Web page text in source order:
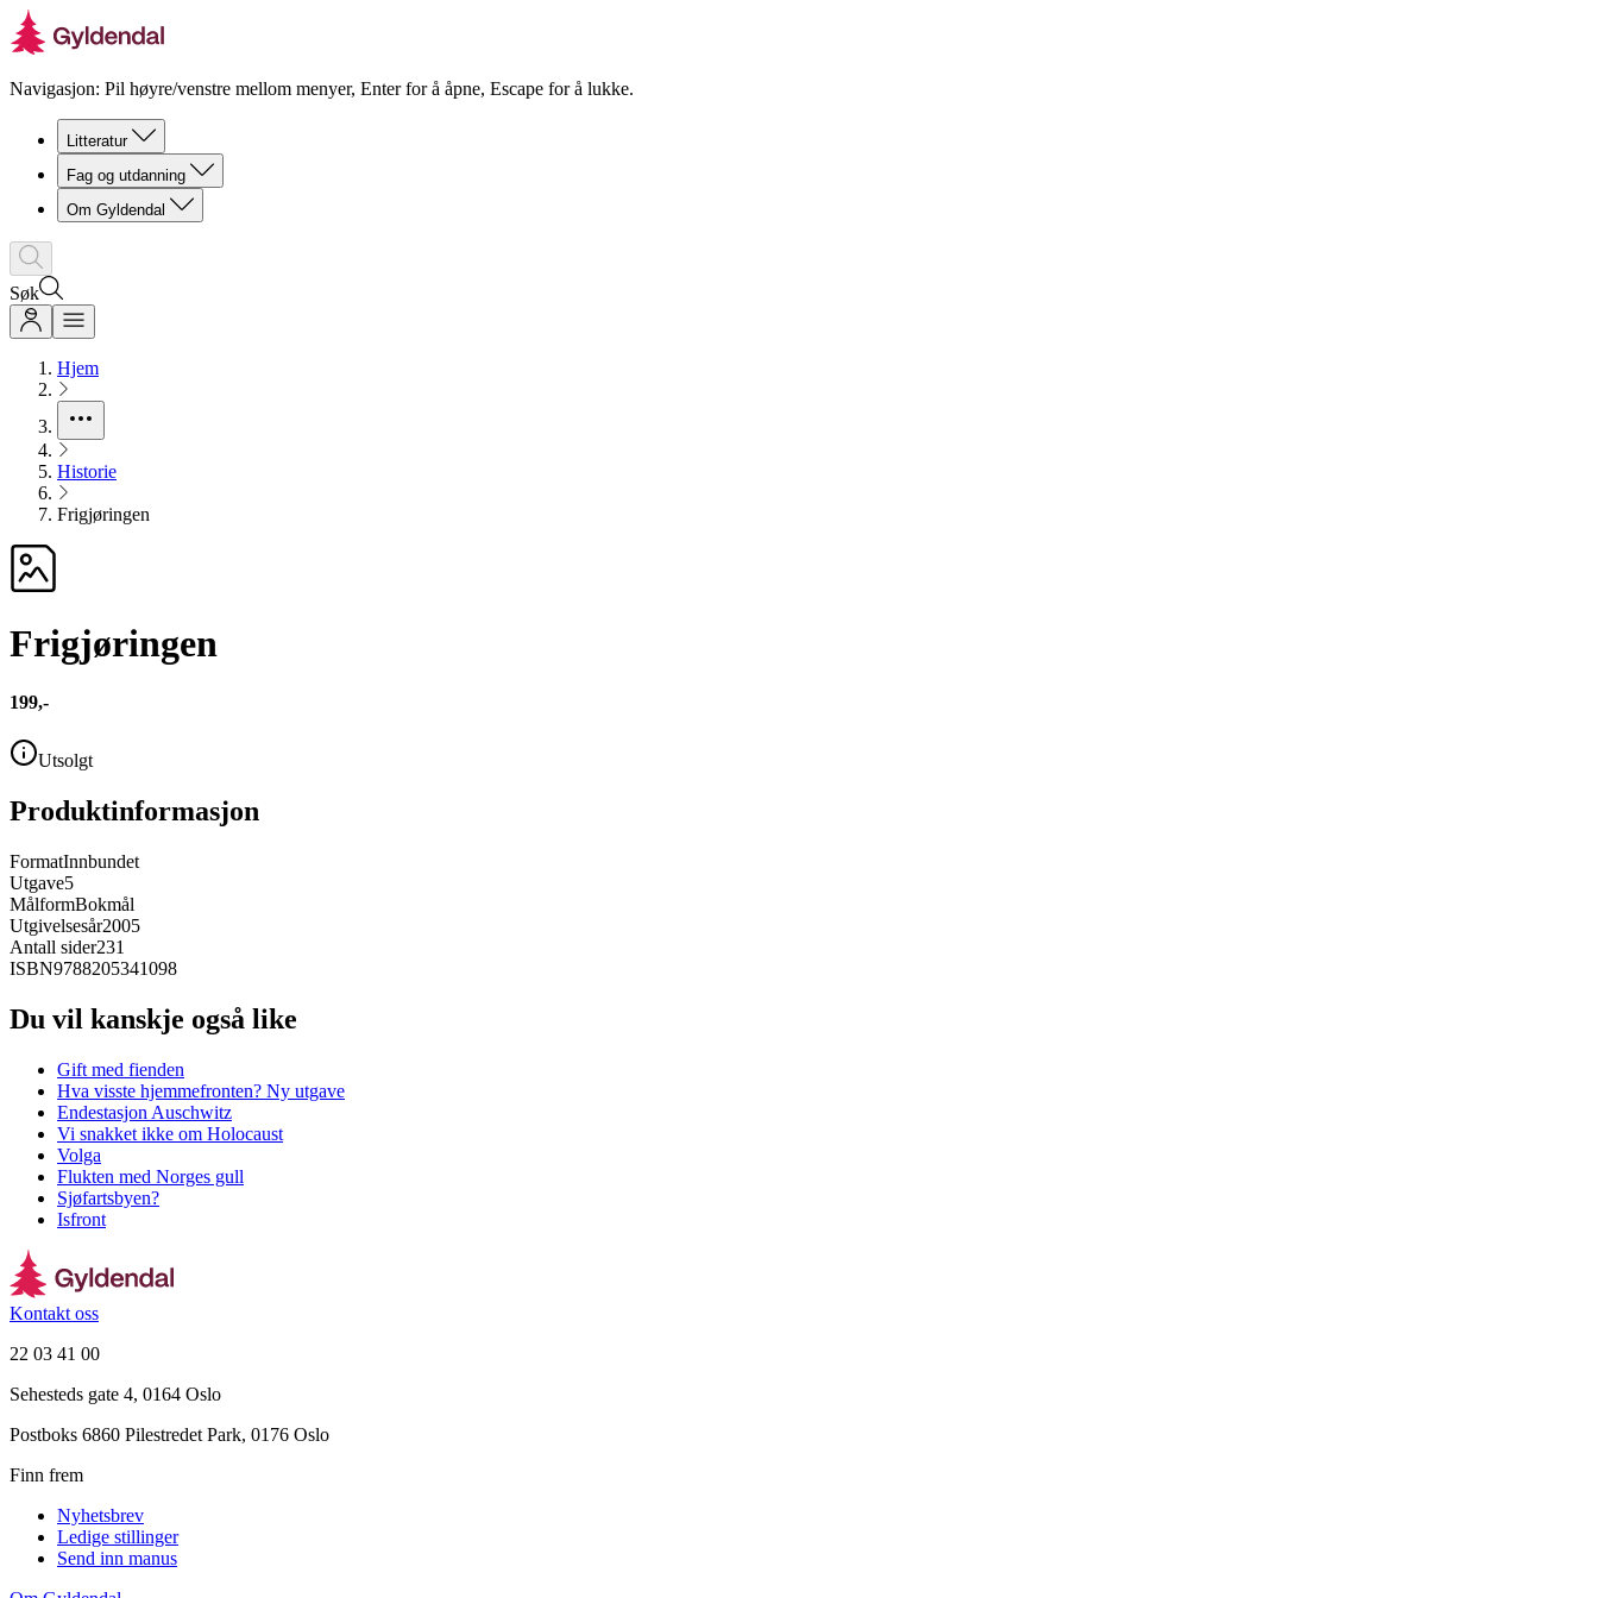
Navigasjon: Pil høyre/venstre mellom menyer, Enter for å åpne, Escape for å lukke.
Litteratur
Fag og utdanning
Om Gyldendal
Søk
Hjem
Historie
Frigjøringen
Frigjøringen
199,-
Utsolgt
Produktinformasjon
FormatInnbundet
Utgave5
MålformBokmål
Utgivelsesår2005
Antall sider231
ISBN9788205341098
Du vil kanskje også like
Gift med fienden
Hva visste hjemmefronten? Ny utgave
Endestasjon Auschwitz
Vi snakket ikke om Holocaust
Volga
Flukten med Norges gull
Sjøfartsbyen?
Isfront
Kontakt oss
22 03 41 00
Sehesteds gate 4, 0164 Oslo
Postboks 6860 Pilestredet Park, 0176 Oslo
Finn frem
Nyhetsbrev
Ledige stillinger
Send inn manus